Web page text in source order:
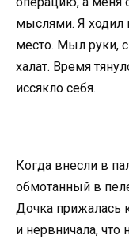
мыслями. Я ходил
место. Мыл руки,
халат. Время
иссякло себя.
Когда внесли в
обмотанный в
Дочка прижалась
и нервничала, что